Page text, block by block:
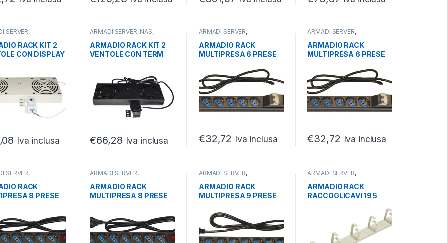
SERVER,
RACK KIT 2
CON DISPLAY
Iva inclusa
ARMADI SERVER, NAS,
PARTI/ACCESSORI ARMADI
RACK, SERVER
ARMADIO RACK KIT 2
VENTOLE CON TERM
€66,28 Iva inclusa
ARMADI SERVER,
SERVER
ARMADIO RACK
MULTIPRESA 6 PRESE
MAGNETOTERMICA
€32,72 Iva inclusa
ARMADI SERVER,
SERVER
ARMADIO RACK
MULTIPRESA 6 PRESE
MAGNETOTERMICA
€32,72 Iva inclusa
SERVER,
ACCESSORI ARMADI
RACK
8 PRESE
ARMADI SERVER,
PARTI/ACCESSORI ARMADI
SERVER
ARMADIO RACK
MULTIPRESA 8 PRESE
ARMADI SERVER,
PARTI/ACCESSORI ARMADI
SERVER
ARMADIO RACK
MULTIPRESA 9 PRESE
CON INTERRUTTORE
ARMADI SERVER,
PARTI/ACCESSORI ARMADI
SERVER
ARMADIO RACK
RACCOGLICAVI 19 5